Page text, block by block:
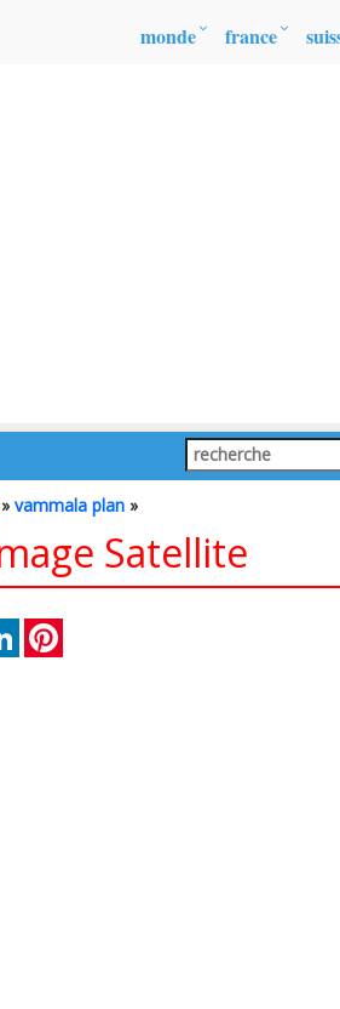
monde france
» vammala plan »
Satellite
LinkedIn